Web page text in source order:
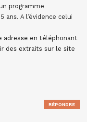
programme
ans. A l’évidence celui
adresse en téléphonant
des extraits sur le site
RÉPONDRE